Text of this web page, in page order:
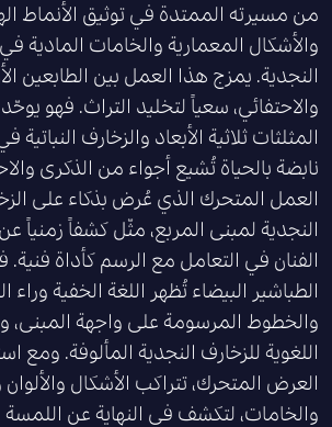
من مسيرته الممتدة في توثيق الأنماط
والأشكال المعمارية والخامات المادية
النجدية. يمزج هذا العمل بين الطابعين
والاحتفائي، سعياً لتخليد التراث. فهو
المثلثات ثلاثية الأبعاد والزخارف
نابضة بالحياة تُشيع أجواء من الذكرى
العمل المتحرك الذي عُرض بذكاء على
النجدية لمبنى المربع، مثّل كشفاً زمنياً
الفنان في التعامل مع الرسم كأداة فنية.
الطباشير البيضاء تُظهر اللغة الخفية وراء
والخطوط المرسومة على واجهة المبنى،
اللغوية للزخارف النجدية المألوفة. ومع
العرض المتحرك، تتراكب الأشكال والألوان
والخامات، لتكشف في النهاية عن اللمسة